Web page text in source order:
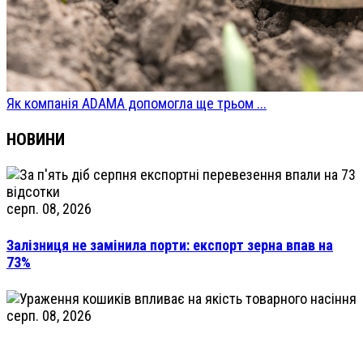
Як компанія ADAMA допомогла ще трьом ...
НОВИНИ
серп. 08, 2026
Залізниця не замінила порти: експорт зерна впав на
73%
серп. 08, 2026